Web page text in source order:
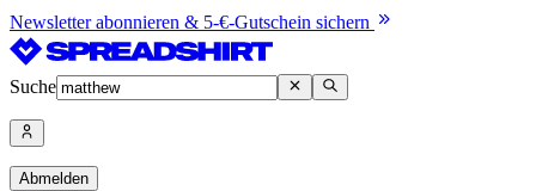
Newsletter abonnieren & 5-€-Gutschein sichern
Suche
Abmelden